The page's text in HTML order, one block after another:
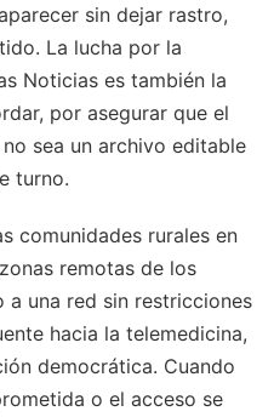
sin dejar rastro,
La lucha por la
Noticias es también la
por asegurar que el
sea un archivo editable
turno.
comunidades rurales en
remotas de los
a una red sin restricciones
hacia la telemedicina,
democrática. Cuando
o el acceso se